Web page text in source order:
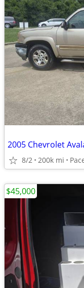
2005 Chevrolet
8/2 200k mi
$45,000